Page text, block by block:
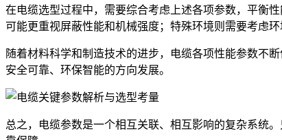
在电缆选型过程中，需要综合考虑上述各项参数，平衡
可能更重视屏蔽性能和机械强度；特殊环境则需要考虑环
随着材料科学和制造技术的进步，电缆各项性能参数不
安全可靠、环保智能的方向发展。
总之，电缆参数是一个相互关联、相互影响的复杂系统